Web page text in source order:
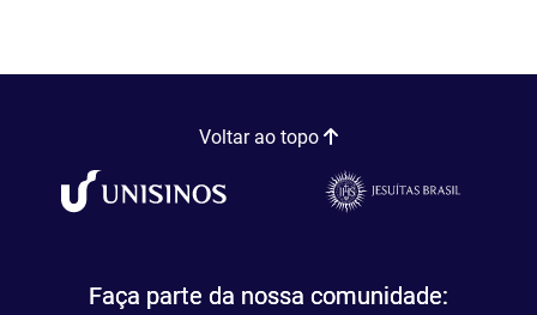
Voltar ao topo
Faça parte da nossa comunidade: